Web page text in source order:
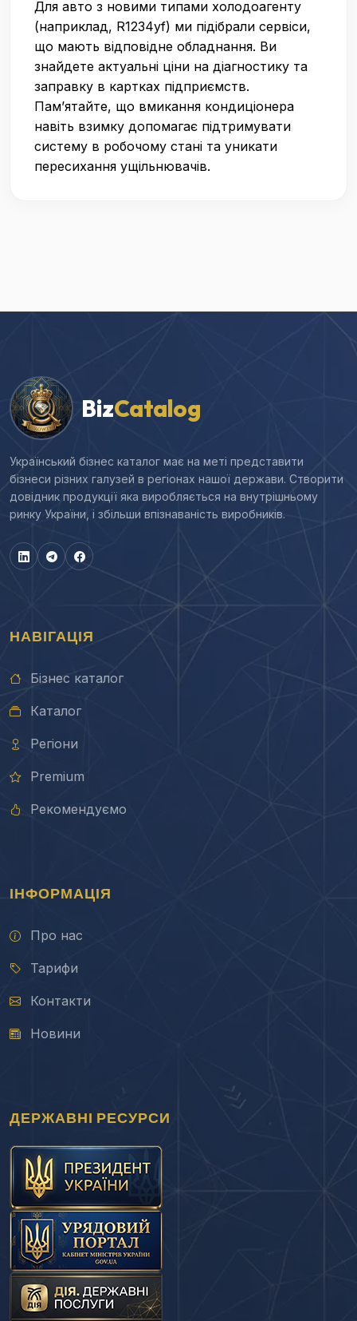
Для авто з новими типами холодоагенту
(наприклад, R1234yf) ми підібрали сервіси,
що мають відповідне обладнання. Ви
знайдете актуальні ціни на діагностику та
заправку в картках підприємств.
Пам’ятайте, що вмикання кондиціонера
навіть взимку допомагає підтримувати
систему в робочому стані та уникати
пересихання ущільнювачів.
BizCatalog
Український бізнес каталог має на меті представити
бізнеси різних галузей в регіонах нашої держави. Створити
довідник продукції яка виробляється на внутрішньому
ринку України, і збільши впізнаваність виробників.
НАВІГАЦІЯ
Бізнес каталог
Каталог
Регіони
Premium
Рекомендуємо
ІНФОРМАЦІЯ
Про нас
Тарифи
Контакти
Новини
ДЕРЖАВНІ РЕСУРСИ